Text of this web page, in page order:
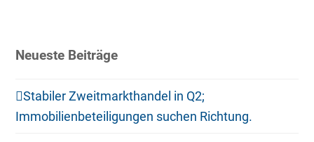
Neueste Beiträge
Stabiler Zweitmarkthandel in Q2;
Immobilienbeteiligungen suchen Richtung.